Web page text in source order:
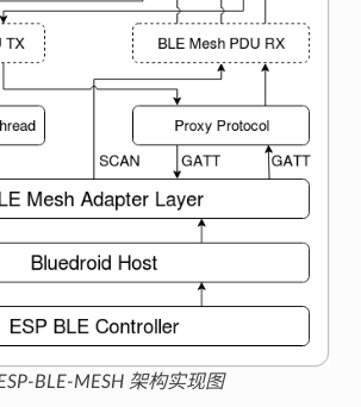
BLE-MESH 架构实现图